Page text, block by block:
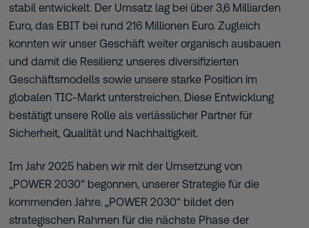
stabil entwickelt. Der Umsatz lag bei über 3,6 Milliarden
Euro, das EBIT bei rund 216 Millionen Euro. Zugleich
konnten wir unser Geschäft weiter organisch ausbauen
und damit die Resilienz unseres diversifizierten
Geschäftsmodells sowie unsere starke Position im
globalen TIC-Markt unterstreichen. Diese Entwicklung
bestätigt unsere Rolle als verlässlicher Partner für
Sicherheit, Qualität und Nachhaltigkeit.
Im Jahr 2025 haben wir mit der Umsetzung von
„POWER 2030“ begonnen, unserer Strategie für die
kommenden Jahre. „POWER 2030“ bildet den
strategischen Rahmen für die nächste Phase der